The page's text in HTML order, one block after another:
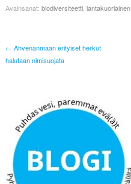
Avainsanat: biodiversiteetti, lantakuoriainen,
← Ahvenanmaan erityiset herkut
halutaan nimisuojata